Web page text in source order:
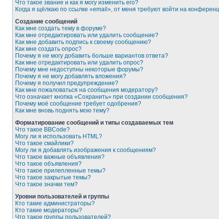
Что такое звание и как я могу изменить его?
Когда я щёлкаю по ссылке «email», от меня требуют войти на
Создание сообщений
Как мне создать тему в форуме?
Как мне отредактировать или удалить сообщение?
Как мне добавить подпись к своему сообщению?
Как мне создать опрос?
Почему я не могу добавить больше вариантов ответа?
Как мне отредактировать или удалить опрос?
Почему мне недоступны некоторые форумы?
Почему я не могу добавлять вложения?
Почему я получил предупреждение?
Как мне пожаловаться на сообщения модератору?
Что означает кнопка «Сохранить» при создании сообщения?
Почему моё сообщение требует одобрения?
Как мне вновь поднять мою тему?
Форматирование сообщений и типы создаваемых тем
Что такое BBCode?
Могу ли я использовать HTML?
Что такое смайлики?
Могу ли я добавлять изображения к сообщениям?
Что такое важные объявления?
Что такое объявления?
Что такое прилепленные темы?
Что такое закрытые темы?
Что такое значки тем?
Уровни пользователей и группы
Кто такие администраторы?
Кто такие модераторы?
Что такое группы пользователей?